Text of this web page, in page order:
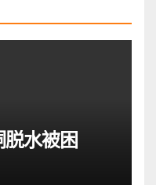
水被困